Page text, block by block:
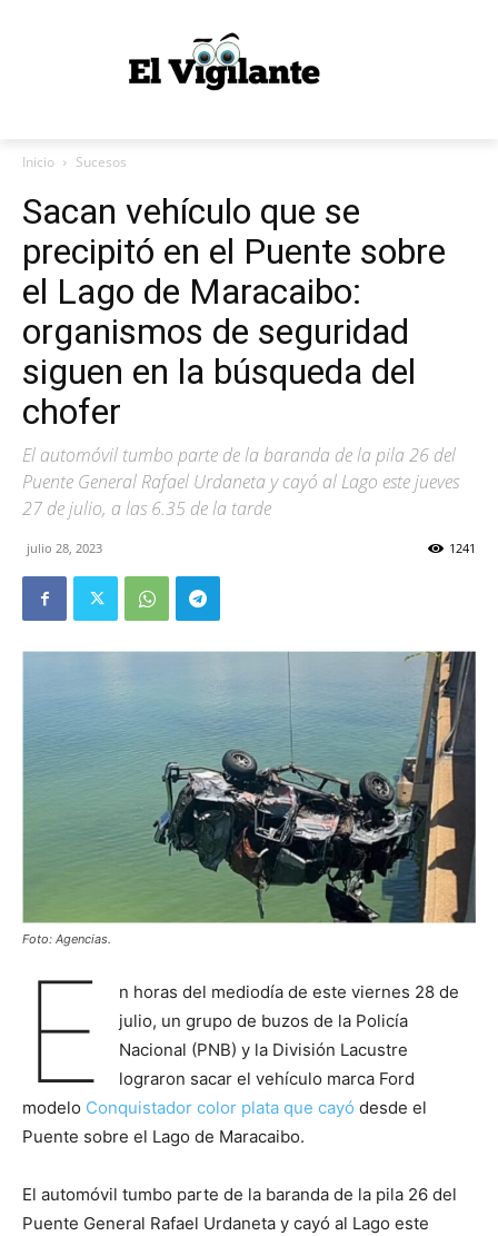
Inicio Sucesos
Sacan vehículo que se
precipitó en el Puente sobre
el Lago de Maracaibo:
organismos de seguridad
siguen en la búsqueda del
chofer
El automóvil tumbo parte de la baranda de la pila 26 del
Puente General Rafael Urdaneta y cayó al Lago este jueves
27 de julio, a las 6.35 de la tarde
julio 28, 2023 1241
Foto: Agencias.
E
n horas del mediodía de este viernes 28 de
julio, un grupo de buzos de la Policía
Nacional (PNB) y la División Lacustre
lograron sacar el vehículo marca Ford
modelo Conquistador color plata que cayó desde el
Puente sobre el Lago de Maracaibo.
El automóvil tumbo parte de la baranda de la pila 26 del
Puente General Rafael Urdaneta y cayó al Lago este